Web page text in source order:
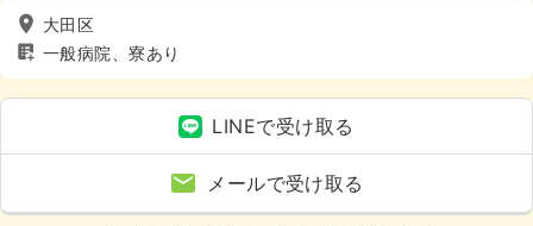
大田区
一般病院、寮あり
LINEで受け取る
メールで受け取る